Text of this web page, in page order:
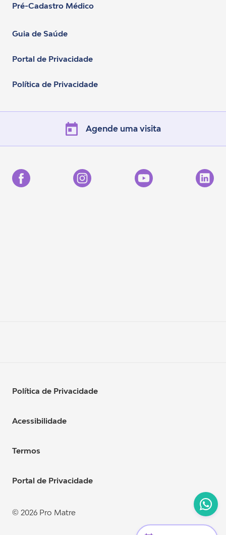
Pré-Cadastro Médico
Guia de Saúde
Portal de Privacidade
Política de Privacidade
Agende uma visita
© 2026 Pro Matre
Política de Privacidade
Acessibilidade
Termos
Portal de Privacidade